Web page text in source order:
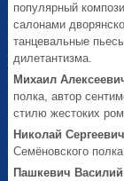
популярный
салонами
танцевальные
дилетантизма.
Михаил
полка, автор
стилю жестоких
Николай Сергеевич
Семёновского
Пашкевич